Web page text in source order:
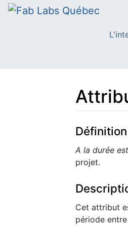
Aller à :
Définition
A la durée
projet.
Cet attribut
période